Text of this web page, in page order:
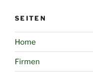
SEITEN
Home
Firmen